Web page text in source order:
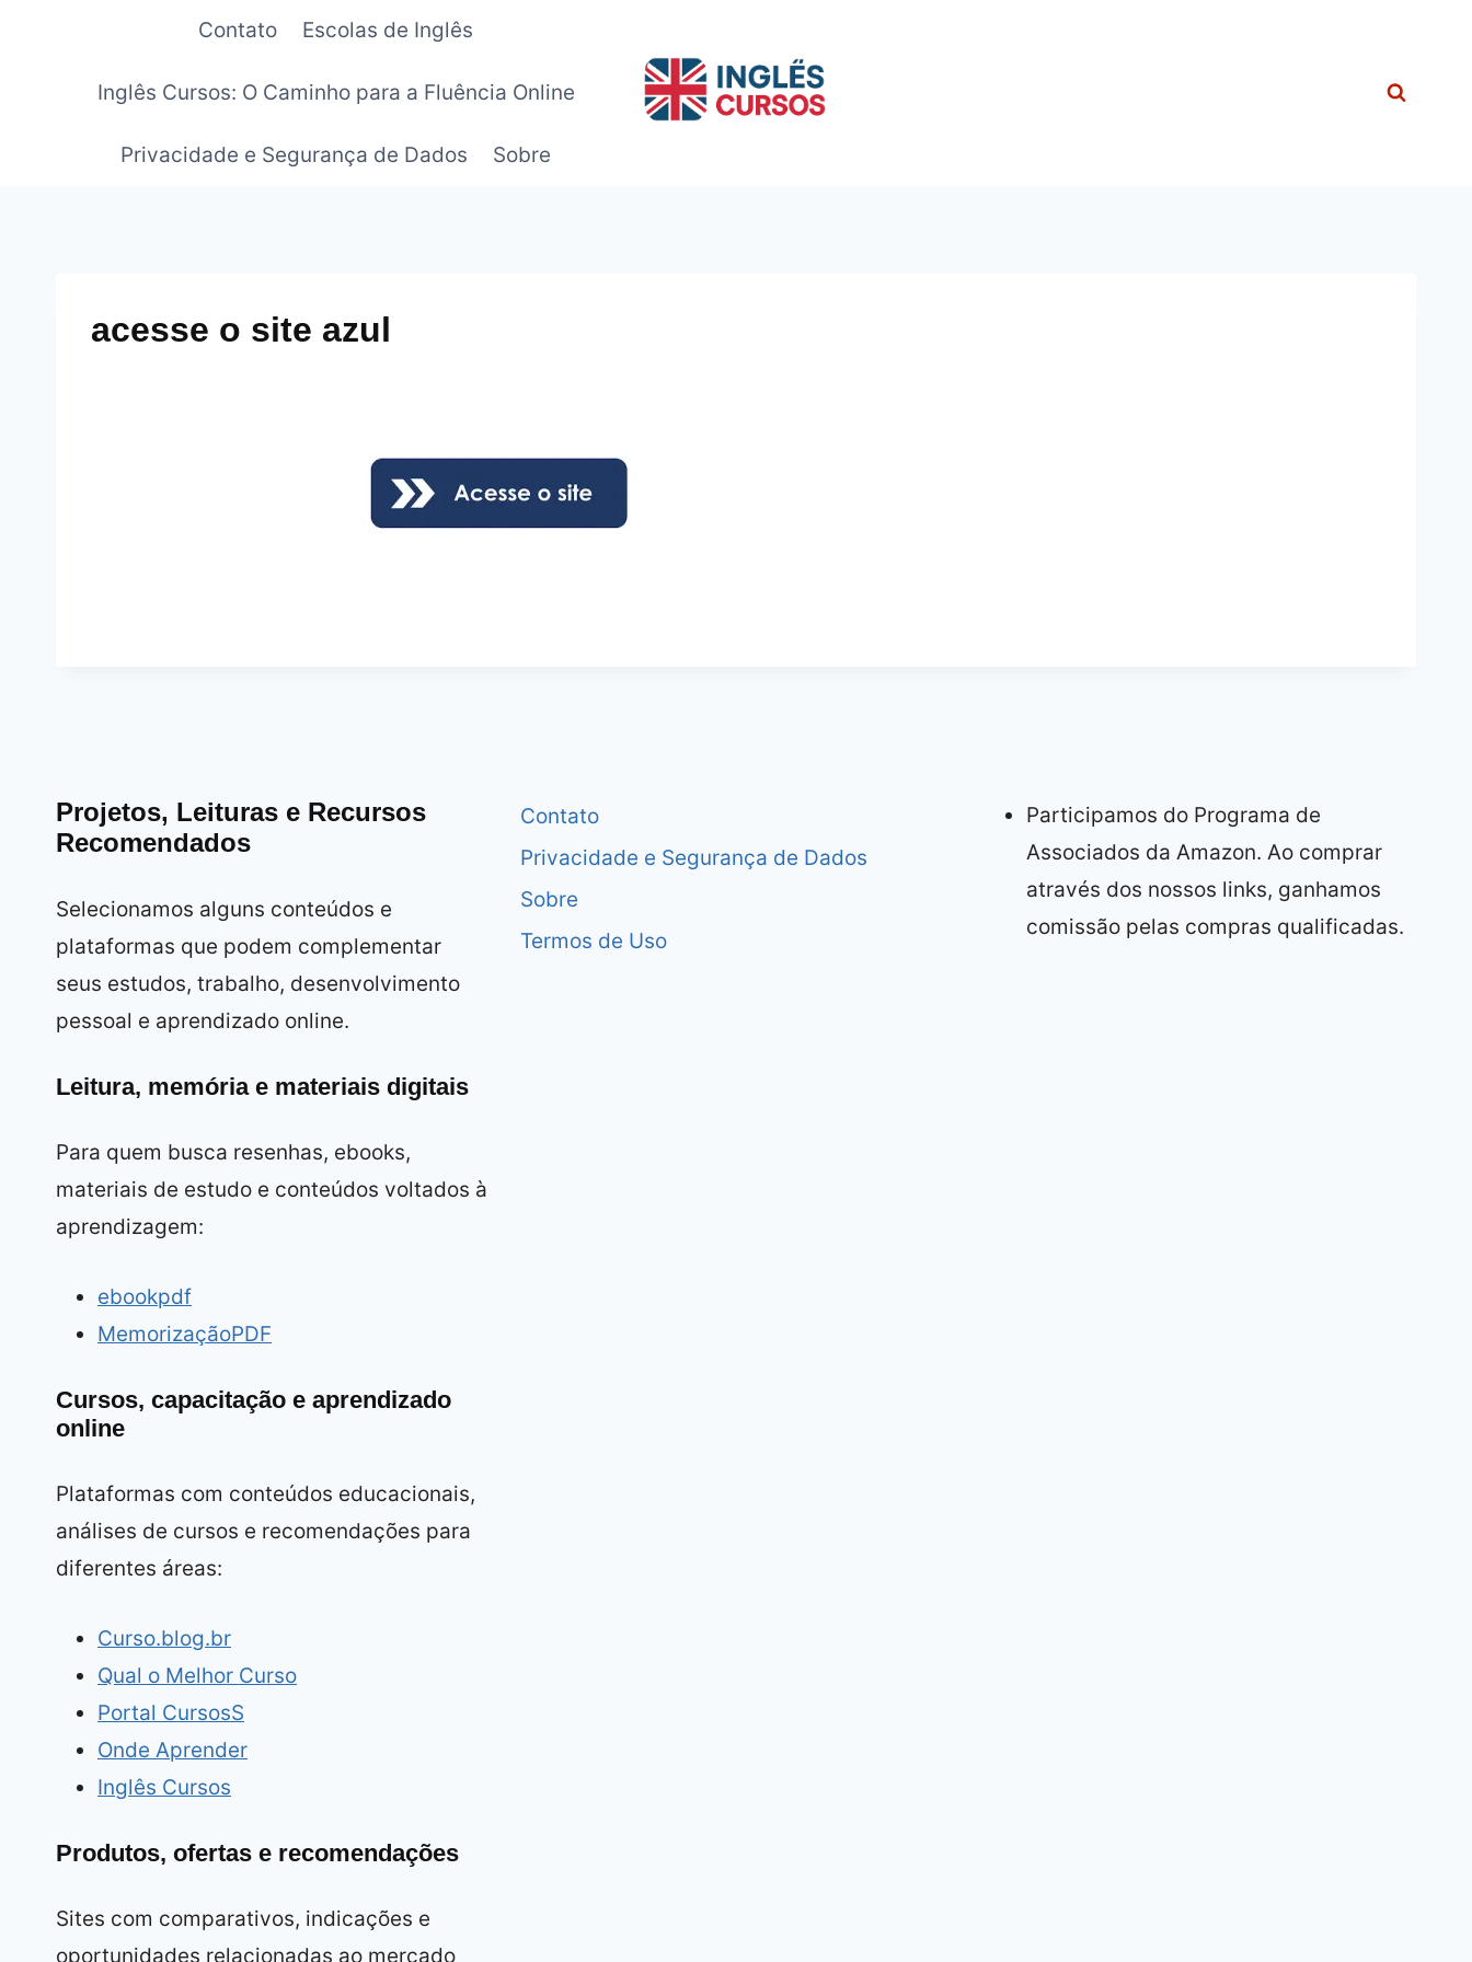
Contato Escolas de Inglês
Inglês Cursos: O Caminho para a Fluência Online
Privacidade e Segurança de Dados Sobre
acesse o site azul
Projetos, Leituras e Recursos
Recomendados
Selecionamos alguns conteúdos e
plataformas que podem complementar
seus estudos, trabalho, desenvolvimento
pessoal e aprendizado online.
Leitura, memória e materiais digitais
Para quem busca resenhas, ebooks,
materiais de estudo e conteúdos voltados à
aprendizagem:
ebookpdf
MemorizaçãoPDF
Cursos, capacitação e aprendizado
online
Plataformas com conteúdos educacionais,
análises de cursos e recomendações para
diferentes áreas:
Curso.blog.br
Qual o Melhor Curso
Portal CursosS
Onde Aprender
Inglês Cursos
Produtos, ofertas e recomendações
Sites com comparativos, indicações e
oportunidades relacionadas ao mercado
Contato
Privacidade e Segurança de Dados
Sobre
Termos de Uso
Participamos do Programa de
Associados da Amazon. Ao comprar
através dos nossos links, ganhamos
comissão pelas compras qualificadas.